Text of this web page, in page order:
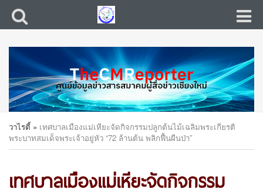
วาไรตี้ » เทศบาลเมืองแม่เหียะจัดกิจกรรมปลูกต้นไม้เฉลิมพระเกียรติ
พระบาทสมเด็จพระเจ้าอยู่หัว “72 ล้านต้น พลิกฟื้นผืนป่า”
เทศบาลเมืองแม่เหียะจัดกิจกรรม